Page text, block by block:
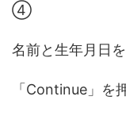
④
名前と生年月日を
「Continue」を